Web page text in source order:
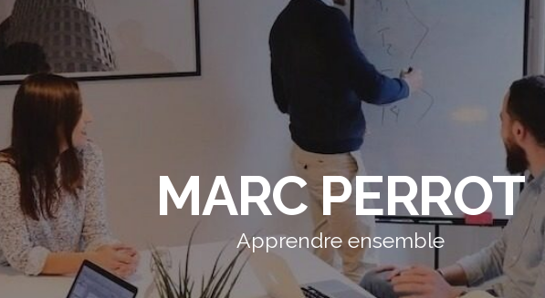
MARC PERROT
Apprendre ensemble